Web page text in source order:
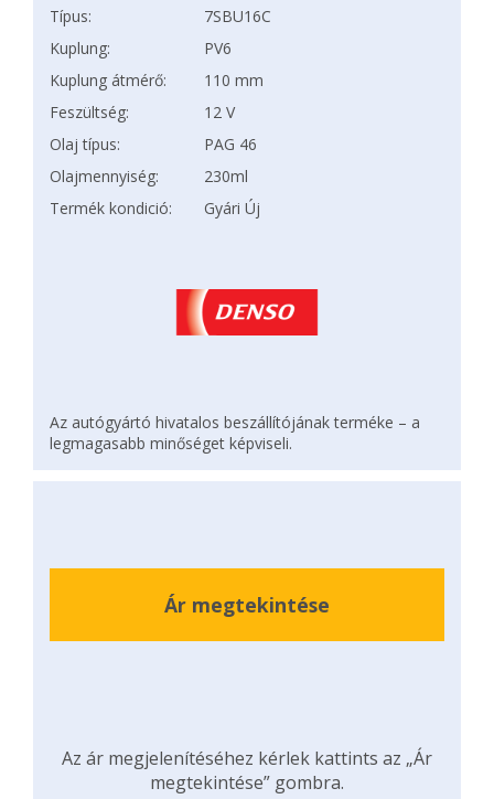
Típus:
7SBU16C
Kuplung:
PV6
Kuplung átmérő:
110 mm
Feszültség:
12 V
Olaj típus:
PAG 46
Olajmennyiség:
230ml
Termék kondició:
Gyári Új
Az autógyártó hivatalos beszállítójának terméke – a
legmagasabb minőséget képviseli.
Ár megtekintése
Az ár megjelenítéséhez kérlek kattints az „Ár
megtekintése” gombra.